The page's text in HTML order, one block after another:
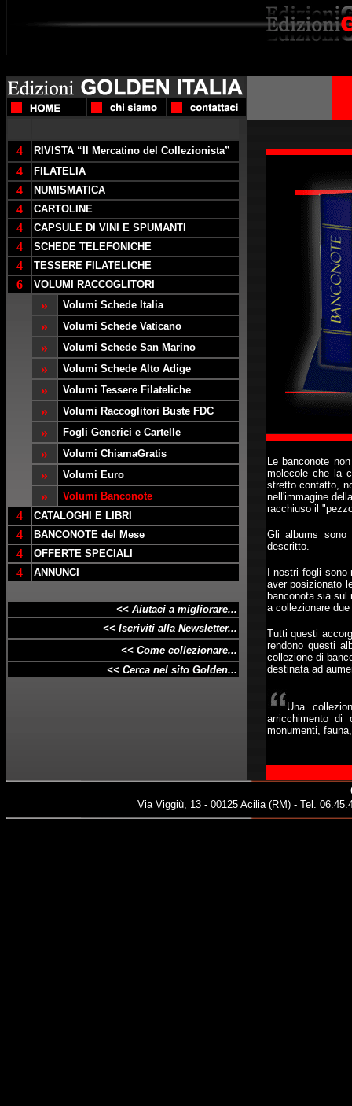
4 RIVISTA “Il Mercatino del Collezionista”
4 FILATELIA
4 NUMISMATICA
4 CARTOLINE
4 CAPSULE DI VINI E SPUMANTI
4 SCHEDE TELEFONICHE
4 TESSERE FILATELICHE
6 VOLUMI RACCOGLITORI
» Volumi Schede Italia
» Volumi Schede Vaticano
» Volumi Schede San Marino
» Volumi Schede Alto Adige
» Volumi Tessere Filateliche
» Volumi Raccoglitori Buste FDC
» Fogli Generici e Cartelle
» Volumi ChiamaGratis
» Volumi Euro
» Volumi Banconote
4 CATALOGHI E LIBRI
4 BANCONOTE del Mese
4 OFFERTE SPECIALI
4 ANNUNCI
<< Aiutaci a migliorare...
<< Iscriviti alla Newsletter...
<< Come collezionare...
<< Cerca nel sito Golden...
Le banconote
molecole che la
stretto contatto,
nell'immagine
racchiuso il
Gli albums sono
descritto.
I nostri fogli
aver posizionato
banconota sia
a collezionare
Tutti questi
rendono questi
collezione di
destinata ad
Una
arricchimento di
monumenti,
Via Viggiù, 13 - 00125 Acilia (RM) - Tel.